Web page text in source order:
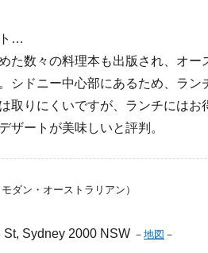
…
た数々の料理本も出版され、オ
シドニー中心部にあるため、ラ
取りにくいですが、ランチには
ザートが美味しいと評判。
ダン・オーストラリアン）
Sydney 2000 NSW － 地図 －